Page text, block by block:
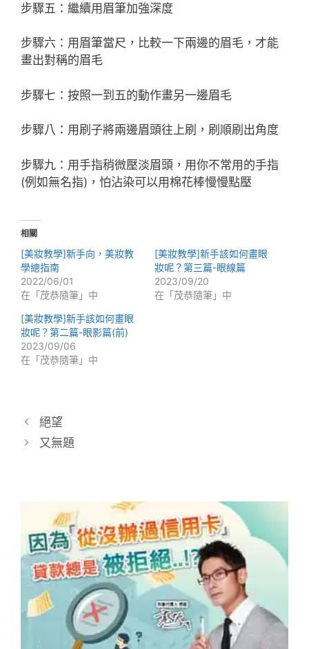
步驟五：繼續用眉筆加強深度
步驟六：用眉筆當尺，比較一下兩邊的眉毛，才能
畫出對稱的眉毛
步驟七：按照一到五的動作畫另一邊眉毛
步驟八：用刷子將兩邊眉頭往上刷，刷順刷出角度
步驟九：用手指稍微壓淡眉頭，用你不常用的手指
(例如無名指)，怕沾染可以用棉花棒慢慢點壓
相關
[美妝教學]新手向，美妝教
學總指南
2022/06/01
在「茂恭隨筆」中
[美妝教學]新手該如何畫眼
妝呢？第三篇-眼線篇
2023/09/20
在「茂恭隨筆」中
[美妝教學]新手該如何畫眼
妝呢？第二篇-眼影篇(前)
2023/09/06
在「茂恭隨筆」中
絕望
又無題